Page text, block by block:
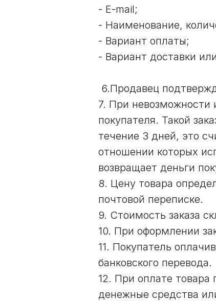
- E-mail;
- Наименование,
- Вариант оплаты;
- Вариант доставки
6.Продавец
7. При невозможности
покупателя. Такой
течение 3 дней, это
отношении которых
возвращает деньги
8. Цену товара
почтовой переписке.
9. Стоимость заказа
10. При оформлении
11. Покупатель
банковского перевода.
12. При оплате товара
денежные средства